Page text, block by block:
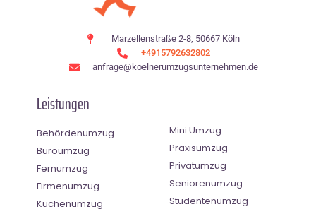
Marzellenstraße 2-8, 50667 Köln
+4915792632802
anfrage@koelnerumzugsunternehmen.de
Leistungen
Behördenumzug
Büroumzug
Fernumzug
Firmenumzug
Küchenumzug
Mini Umzug
Praxisumzug
Privatumzug
Seniorenumzug
Studentenumzug